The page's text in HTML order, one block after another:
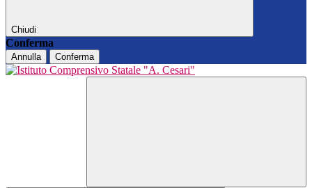
Chiudi
Conferma
Annulla Conferma